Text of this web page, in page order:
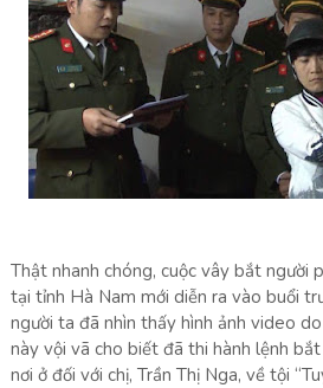
Thật nhanh chóng, cuộc vây bắt người
tại tỉnh Hà Nam mới diễn ra vào buổi
người ta đã nhìn thấy hình ảnh video
này vội vã cho biết đã thi hành lệnh
nơi ở đối với chị, Trần Thị Nga, về tội